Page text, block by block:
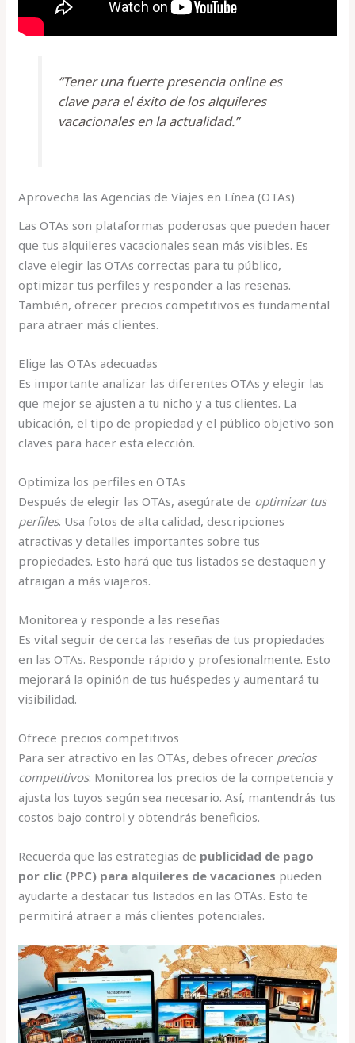
“Tener una fuerte presencia online es
clave para el éxito de los alquileres
vacacionales en la actualidad.”
Aprovecha las Agencias de Viajes en Línea (OTAs)
Las OTAs son plataformas poderosas que pueden hacer
que tus alquileres vacacionales sean más visibles. Es
clave elegir las OTAs correctas para tu público,
optimizar tus perfiles y responder a las reseñas.
También, ofrecer precios competitivos es fundamental
para atraer más clientes.
Elige las OTAs adecuadas
Es importante analizar las diferentes OTAs y elegir las
que mejor se ajusten a tu nicho y a tus clientes. La
ubicación, el tipo de propiedad y el público objetivo son
claves para hacer esta elección.
Optimiza los perfiles en OTAs
Después de elegir las OTAs, asegúrate de optimizar tus
perfiles. Usa fotos de alta calidad, descripciones
atractivas y detalles importantes sobre tus
propiedades. Esto hará que tus listados se destaquen y
atraigan a más viajeros.
Monitorea y responde a las reseñas
Es vital seguir de cerca las reseñas de tus propiedades
en las OTAs. Responde rápido y profesionalmente. Esto
mejorará la opinión de tus huéspedes y aumentará tu
visibilidad.
Ofrece precios competitivos
Para ser atractivo en las OTAs, debes ofrecer precios
competitivos. Monitorea los precios de la competencia y
ajusta los tuyos según sea necesario. Así, mantendrás tus
costos bajo control y obtendrás beneficios.
Recuerda que las estrategias de publicidad de pago
por clic (PPC) para alquileres de vacaciones pueden
ayudarte a destacar tus listados en las OTAs. Esto te
permitirá atraer a más clientes potenciales.